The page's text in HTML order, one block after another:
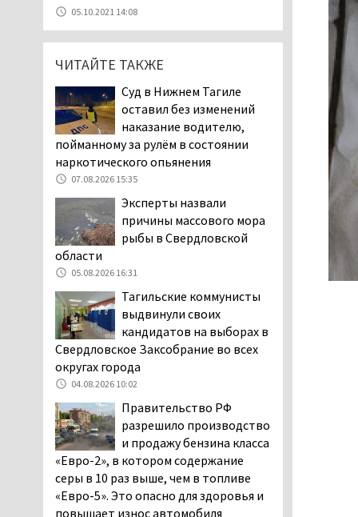
уголовное дело о
мошенничестве при
строительстве ИЖС в Нижнем
Тагиле
Екатеринбург подвергся
атаке БПЛА, восемь из
них были сбиты, три
упали на крышу логистического
центра
Тагильские спасатели
помогли заблудившемуся
в лесу мужчине найти
дорогу домой
Прокуратура
Дзержинского района
Нижнего Тагила
возбудила административное дело в
отношении «Водоканала-НТ» из-за
06.08.2026 15:42
Двое детей пострадали
при сходе трамвая с
рельсов в Нижнем Тагиле
06.08.2026 14:25
Правительство РФ
05.10.2021 14:08
ЧИТАЙТЕ ТАКЖЕ
Суд в Нижнем Тагиле
оставил без изменений
наказание водителю,
пойманному за рулём в состоянии
наркотического опьянения
07.08.2026 15:35
Эксперты назвали
причины массового мора
рыбы в Свердловской
области
05.08.2026 16:31
Тагильские коммунисты
выдвинули своих
кандидатов на выборах в
Свердловское Заксобрание во всех
округах города
04.08.2026 10:02
Правительство РФ
разрешило производство
и продажу бензина класса
«Евро-2», в котором содержание
серы в 10 раз выше, чем в топливе
«Евро-5». Это опасно для здоровья и
повышает износ автомобиля